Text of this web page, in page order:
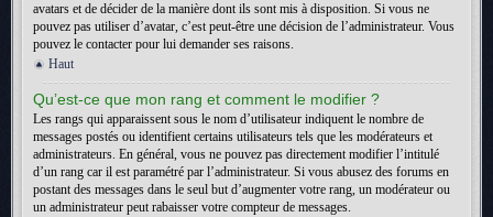
avatars et de décider de la manière dont ils sont mis à disposition. Si vous ne
pouvez pas utiliser d’avatar, c’est peut-être une décision de l’administrateur. Vous
pouvez le contacter pour lui demander ses raisons.
Haut
Qu’est-ce que mon rang et comment le modifier ?
Les rangs qui apparaissent sous le nom d’utilisateur indiquent le nombre de
messages postés ou identifient certains utilisateurs tels que les modérateurs et
administrateurs. En général, vous ne pouvez pas directement modifier l’intitulé
d’un rang car il est paramétré par l’administrateur. Si vous abusez des forums en
postant des messages dans le seul but d’augmenter votre rang, un modérateur ou
un administrateur peut rabaisser votre compteur de messages.